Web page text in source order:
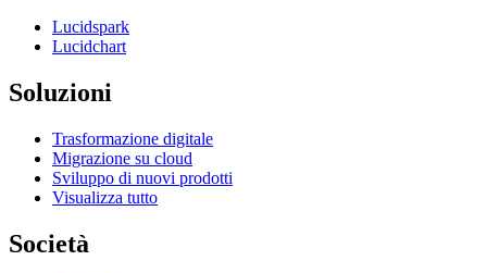
Lucidspark
Lucidchart
Soluzioni
Trasformazione digitale
Migrazione su cloud
Sviluppo di nuovi prodotti
Visualizza tutto
Società